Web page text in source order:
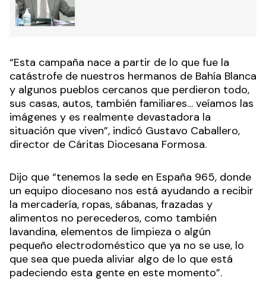
“Esta campaña nace a partir de lo que fue la
catástrofe de nuestros hermanos de Bahía Blanca
y algunos pueblos cercanos que perdieron todo,
sus casas, autos, también familiares… veíamos las
imágenes y es realmente devastadora la
situación que viven”, indicó Gustavo Caballero,
director de Cáritas Diocesana Formosa.
Dijo que “tenemos la sede en España 965, donde
un equipo diocesano nos está ayudando a recibir
la mercadería, ropas, sábanas, frazadas y
alimentos no perecederos, como también
lavandina, elementos de limpieza o algún
pequeño electrodoméstico que ya no se use, lo
que sea que pueda aliviar algo de lo que está
padeciendo esta gente en este momento”.